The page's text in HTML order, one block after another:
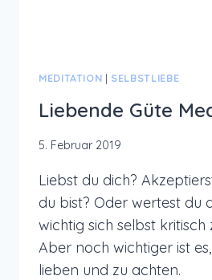
MEDITATION | SELBSTLIEBE
Liebende Güte
5. Februar 2019
Liebst du dich?
du bist? Oder wertest du
wichtig sich selbst
Aber noch wichtiger ist
lieben und zu achten.